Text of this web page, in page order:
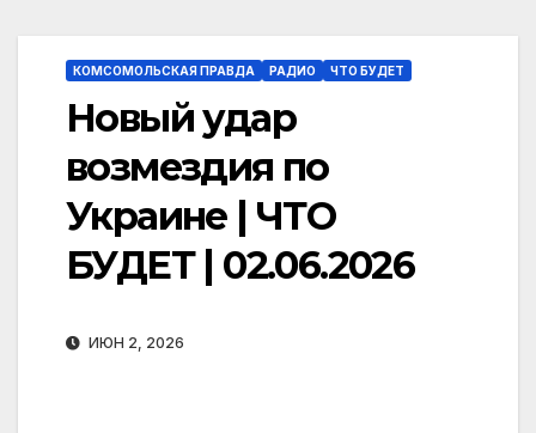
КОМСОМОЛЬСКАЯ ПРАВДА РАДИО ЧТО БУДЕТ
Новый удар
возмездия по
Украине | ЧТО
БУДЕТ | 02.06.2026
ИЮН 2, 2026